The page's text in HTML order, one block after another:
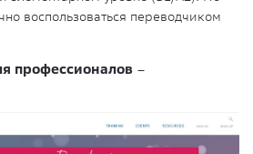
воспользоваться переводчиком
профессионалов –